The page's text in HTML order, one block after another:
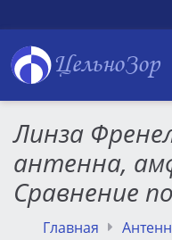
ЦельноЗор
Линза
антенна,
Сравнение
Главная